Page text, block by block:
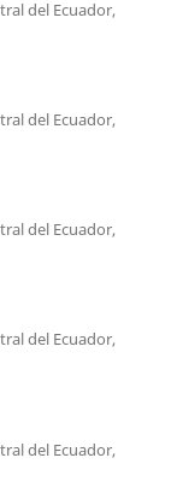
del Ecuador,
del Ecuador,
del Ecuador,
del Ecuador,
del Ecuador,